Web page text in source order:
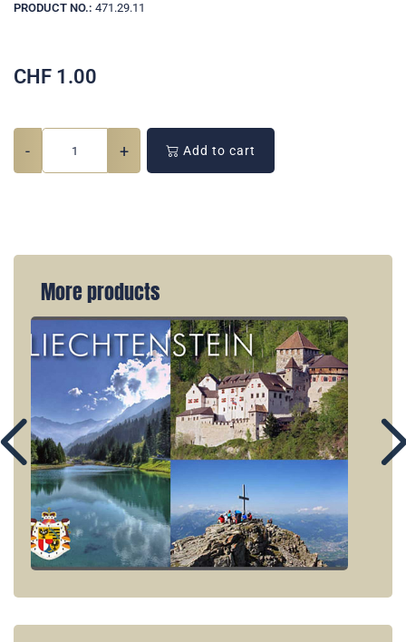
PRODUCT NO.: 471.29.11
CHF 1.00
- + Add to cart
More products